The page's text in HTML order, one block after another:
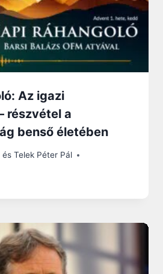
Az igazi
részvétel a
benső életében
és Telek Péter Pál